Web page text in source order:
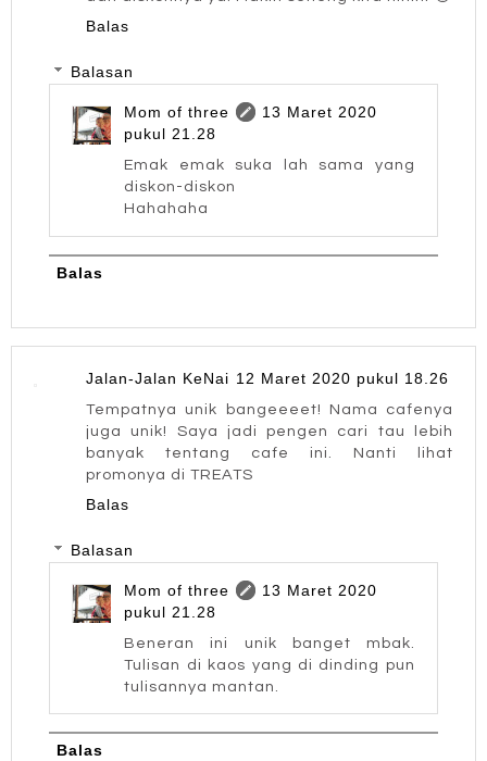
Balas
Balasan
Mom of three
13 Maret 2020
pukul 21.28
Emak emak suka lah sama yang
diskon-diskon
Hahahaha
Balas
Jalan-Jalan KeNai 12 Maret 2020 pukul 18.26
Tempatnya unik bangeeeet! Nama cafenya
juga unik! Saya jadi pengen cari tau lebih
banyak tentang cafe ini. Nanti lihat
promonya di TREATS
Balas
Balasan
Mom of three
13 Maret 2020
pukul 21.28
Beneran ini unik banget mbak.
Tulisan di kaos yang di dinding pun
tulisannya mantan.
Balas